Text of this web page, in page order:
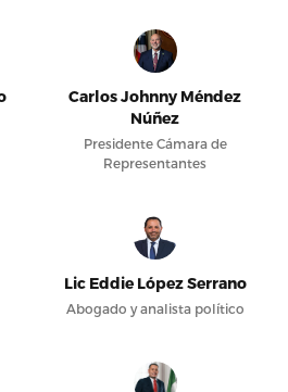
Carlos Johnny Méndez
Núñez
Presidente Cámara de
Representantes
Lic Eddie López Serrano
Abogado y analista político